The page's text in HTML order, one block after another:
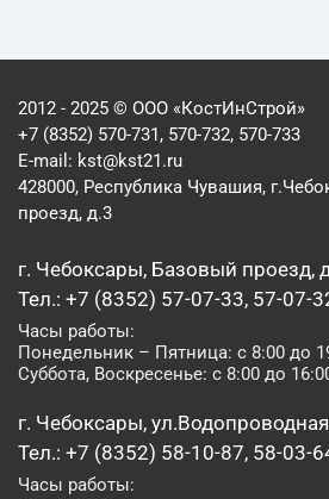
2012 - 2025 © ООО «КостИнСтрой»
+7 (8352) 570-731, 570-732, 570-733
E-mail: kst@kst21.ru
428000, Республика Чувашия,
проезд, д.3
г. Чебоксары, Базовый проезд,
Тел.: +7 (8352) 57-07-33, 57-07-
Часы работы:
Понедельник – Пятница: с 8:00 до
Суббота, Воскресенье: с 8:00 до
г. Чебоксары,
Тел.: +7 (8352) 58-10-87, 58-03-
Часы работы: